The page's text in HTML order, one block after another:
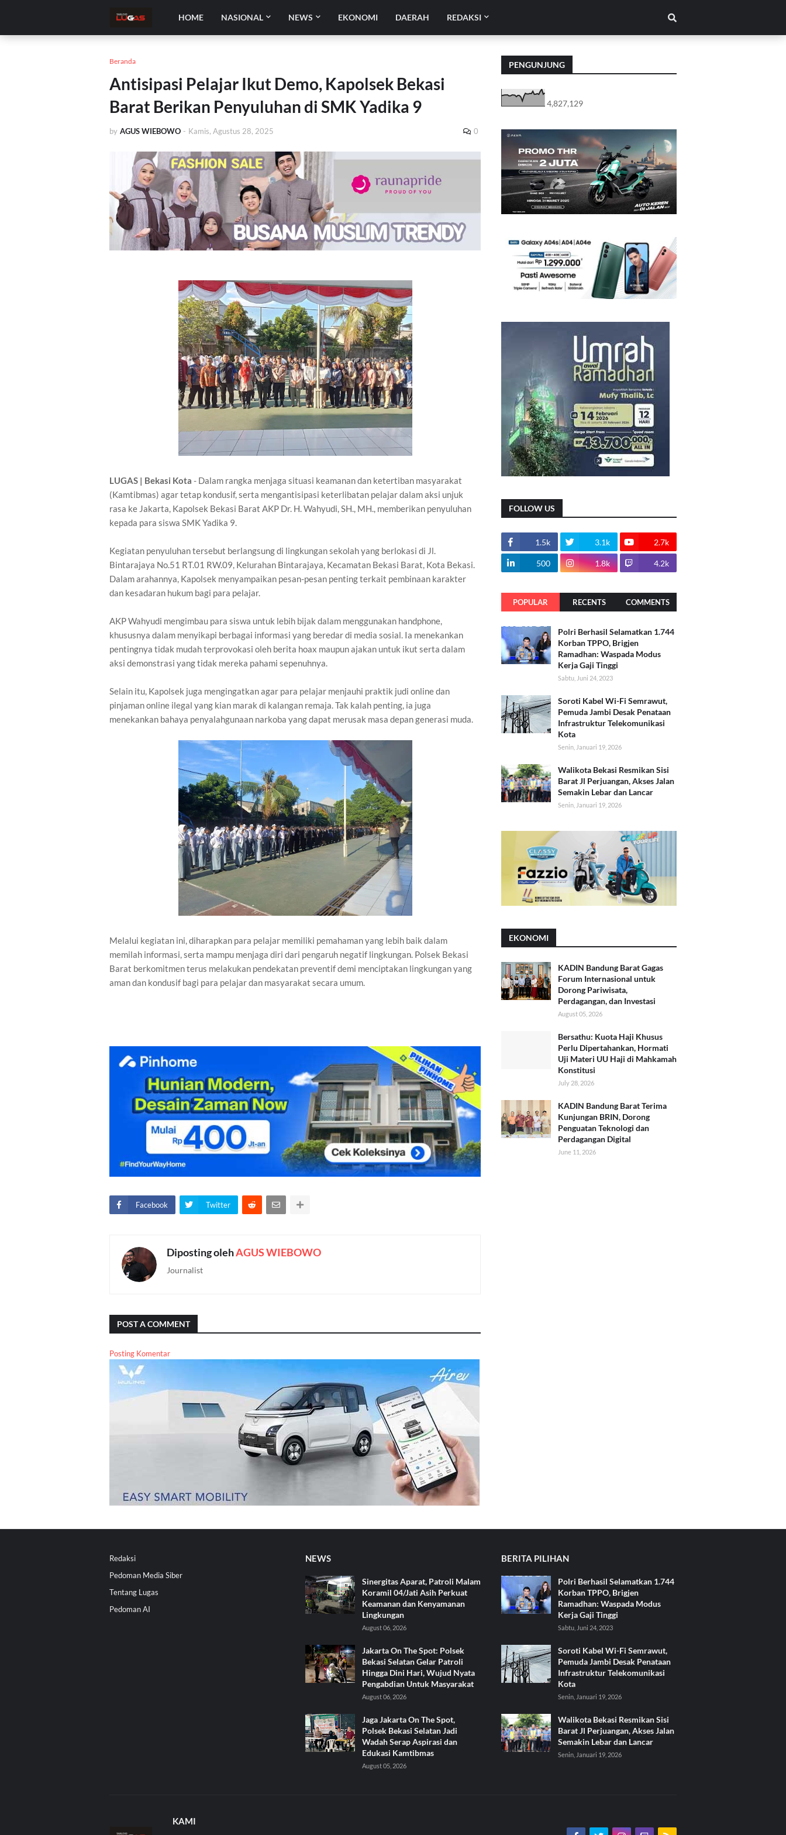
HOME NASIONAL NEWS EKONOMI DAERAH REDAKSI
Beranda
Antisipasi Pelajar Ikut Demo, Kapolsek Bekasi
Barat Berikan Penyuluhan di SMK Yadika 9
by AGUS WIEBOWO - Kamis, Agustus 28, 2025 0
LUGAS | Bekasi Kota - Dalam rangka menjaga situasi keamanan dan ketertiban masyarakat
(Kamtibmas) agar tetap kondusif, serta mengantisipasi keterlibatan pelajar dalam aksi unjuk
rasa ke Jakarta, Kapolsek Bekasi Barat AKP Dr. H. Wahyudi, SH., MH., memberikan penyuluhan
kepada para siswa SMK Yadika 9.
Kegiatan penyuluhan tersebut berlangsung di lingkungan sekolah yang berlokasi di Jl.
Bintarajaya No.51 RT.01 RW.09, Kelurahan Bintarajaya, Kecamatan Bekasi Barat, Kota Bekasi.
Dalam arahannya, Kapolsek menyampaikan pesan-pesan penting terkait pembinaan karakter
dan kesadaran hukum bagi para pelajar.
AKP Wahyudi mengimbau para siswa untuk lebih bijak dalam menggunakan handphone,
khususnya dalam menyikapi berbagai informasi yang beredar di media sosial. Ia menekankan
pentingnya tidak mudah terprovokasi oleh berita hoax maupun ajakan untuk ikut serta dalam
aksi demonstrasi yang tidak mereka pahami sepenuhnya.
Selain itu, Kapolsek juga mengingatkan agar para pelajar menjauhi praktik judi online dan
pinjaman online ilegal yang kian marak di kalangan remaja. Tak kalah penting, ia juga
menekankan bahaya penyalahgunaan narkoba yang dapat merusak masa depan generasi muda.
Melalui kegiatan ini, diharapkan para pelajar memiliki pemahaman yang lebih baik dalam
memilah informasi, serta mampu menjaga diri dari pengaruh negatif lingkungan. Polsek Bekasi
Barat berkomitmen terus melakukan pendekatan preventif demi menciptakan lingkungan yang
aman dan kondusif bagi para pelajar dan masyarakat secara umum.
Facebook Twitter
Diposting olehAGUS WIEBOWO
Journalist
POST A COMMENT
Posting Komentar
PENGUNJUNG
4,827,129
FOLLOW US
1.5k 3.1k 2.7k
500 1.8k 4.2k
POPULAR RECENTS COMMENTS
Polri Berhasil Selamatkan 1.744
Korban TPPO, Brigjen
Ramadhan: Waspada Modus
Kerja Gaji Tinggi
Sabtu, Juni 24, 2023
Soroti Kabel Wi-Fi Semrawut,
Pemuda Jambi Desak Penataan
Infrastruktur Telekomunikasi
Kota
Senin, Januari 19, 2026
Walikota Bekasi Resmikan Sisi
Barat Jl Perjuangan, Akses Jalan
Semakin Lebar dan Lancar
Senin, Januari 19, 2026
EKONOMI
KADIN Bandung Barat Gagas
Forum Internasional untuk
Dorong Pariwisata,
Perdagangan, dan Investasi
August 05, 2026
Bersathu: Kuota Haji Khusus
Perlu Dipertahankan, Hormati
Uji Materi UU Haji di Mahkamah
Konstitusi
July 28, 2026
KADIN Bandung Barat Terima
Kunjungan BRIN, Dorong
Penguatan Teknologi dan
Perdagangan Digital
June 11, 2026
Redaksi
Pedoman Media Siber
Tentang Lugas
Pedoman AI
NEWS
Sinergitas Aparat, Patroli Malam
Koramil 04/Jati Asih Perkuat
Keamanan dan Kenyamanan
Lingkungan
August 06, 2026
Jakarta On The Spot: Polsek
Bekasi Selatan Gelar Patroli
Hingga Dini Hari, Wujud Nyata
Pengabdian Untuk Masyarakat
August 06, 2026
Jaga Jakarta On The Spot,
Polsek Bekasi Selatan Jadi
Wadah Serap Aspirasi dan
Edukasi Kamtibmas
August 05, 2026
BERITA PILIHAN
Polri Berhasil Selamatkan 1.744
Korban TPPO, Brigjen
Ramadhan: Waspada Modus
Kerja Gaji Tinggi
Sabtu, Juni 24, 2023
Soroti Kabel Wi-Fi Semrawut,
Pemuda Jambi Desak Penataan
Infrastruktur Telekomunikasi
Kota
Senin, Januari 19, 2026
Walikota Bekasi Resmikan Sisi
Barat Jl Perjuangan, Akses Jalan
Semakin Lebar dan Lancar
Senin, Januari 19, 2026
KAMI